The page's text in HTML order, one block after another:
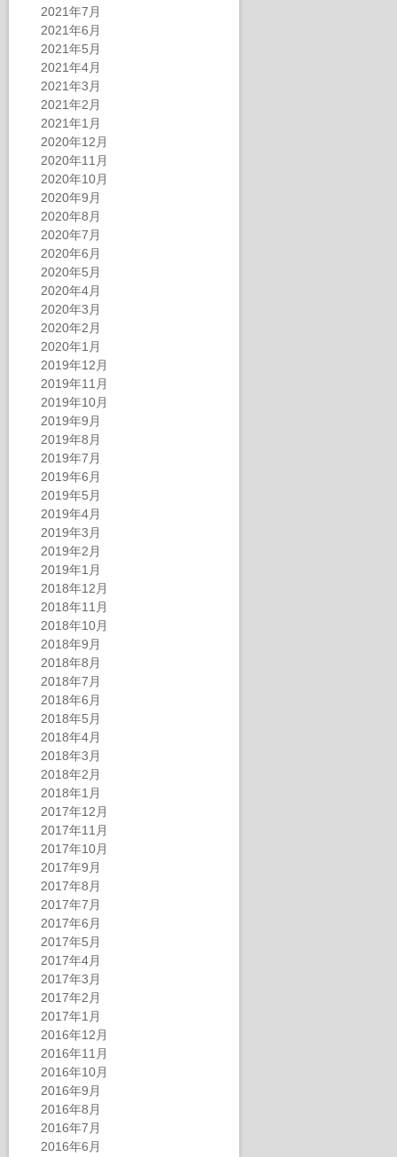
2021年7月
2021年6月
2021年5月
2021年4月
2021年3月
2021年2月
2021年1月
2020年12月
2020年11月
2020年10月
2020年9月
2020年8月
2020年7月
2020年6月
2020年5月
2020年4月
2020年3月
2020年2月
2020年1月
2019年12月
2019年11月
2019年10月
2019年9月
2019年8月
2019年7月
2019年6月
2019年5月
2019年4月
2019年3月
2019年2月
2019年1月
2018年12月
2018年11月
2018年10月
2018年9月
2018年8月
2018年7月
2018年6月
2018年5月
2018年4月
2018年3月
2018年2月
2018年1月
2017年12月
2017年11月
2017年10月
2017年9月
2017年8月
2017年7月
2017年6月
2017年5月
2017年4月
2017年3月
2017年2月
2017年1月
2016年12月
2016年11月
2016年10月
2016年9月
2016年8月
2016年7月
2016年6月